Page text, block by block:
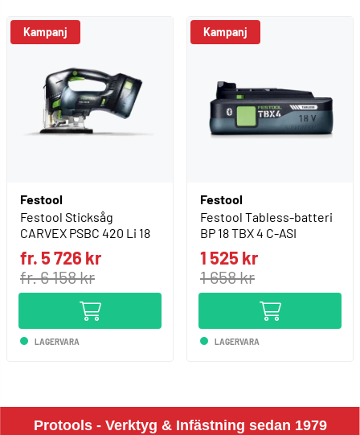
Kampanj
Festool
Festool Sticksåg
CARVEX PSBC 420 Li 18
fr. 5 726 kr
fr. 6 158 kr
LAGERVARA
Kampanj
Festool
Festool Tabless-batteri
BP 18 TBX 4 C-ASI
1 525 kr
1 658 kr
LAGERVARA
Protools - Verktyg & Infästning sedan 1979